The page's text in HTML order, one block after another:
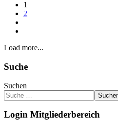
1
2
Load more...
Suche
Suchen
Login Mitgliederbereich